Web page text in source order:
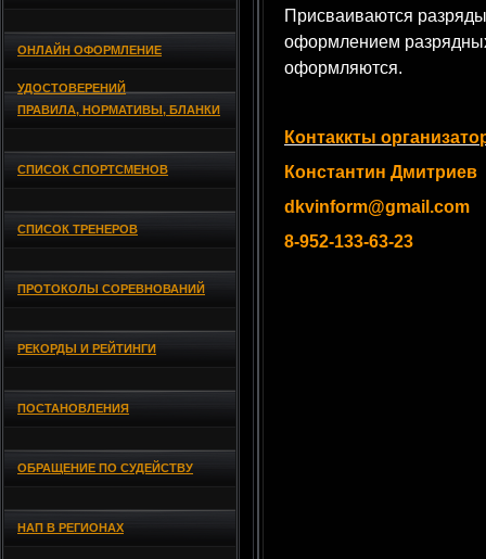
ОНЛАЙН ОФОРМЛЕНИЕ
УДОСТОВЕРЕНИЙ
ПРАВИЛА, НОРМАТИВЫ, БЛАНКИ
СПИСОК СПОРТСМЕНОВ
СПИСОК ТРЕНЕРОВ
ПРОТОКОЛЫ СОРЕВНОВАНИЙ
РЕКОРДЫ И РЕЙТИНГИ
ПОСТАНОВЛЕНИЯ
ОБРАЩЕНИЕ ПО СУДЕЙСТВУ
НАП В РЕГИОНАХ
Присваиваются
оформлением
оформляются.
Контаккты
Константин Дмитриев
dkvinform@gmail.com
8-952-133-63-23